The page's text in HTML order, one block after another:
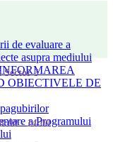
de evaluare a
asupra mediului
OBIECTIVELE DE
a Programului
5
- 14:00